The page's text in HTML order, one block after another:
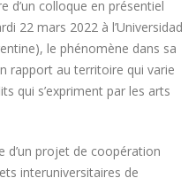
d’un colloque en présentiel
22 mars 2022 à l’Universidad
le phénomène dans sa
rapport au territoire qui varie
qui s’expriment par les arts
d’un projet de coopération
interuniversitaires de